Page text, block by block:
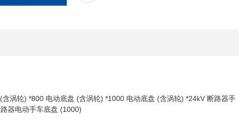
涡轮) *800 电动底盘 (含涡轮) *1000 电动底盘 (含涡轮) *24kV 断路器手
器电动手车底盘 (1000)